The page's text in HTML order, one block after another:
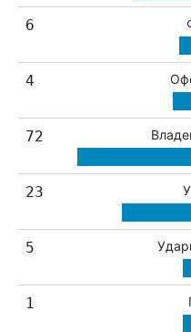
6
4
72
23
5
1